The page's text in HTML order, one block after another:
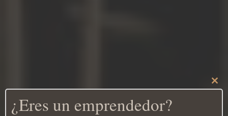
¿Eres un emprendedor?